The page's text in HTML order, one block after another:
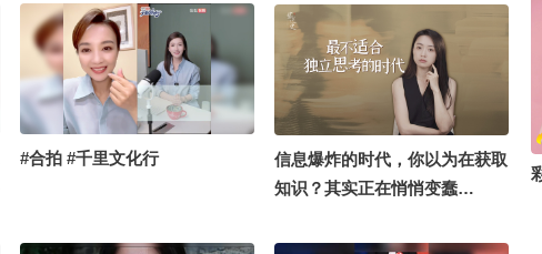
#合拍 #千里文化行
信息爆炸的时代，你以为在获取
知识？其实正在悄悄变蠢…